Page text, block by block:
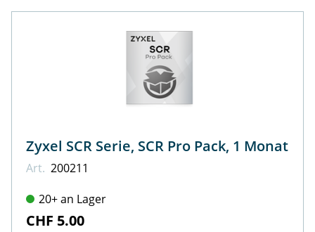
Preis absteigend
Zyxel SCR Serie, SCR Pro Pack, 1 Monat
Art. 200211
20+ an Lager
CHF 5.00